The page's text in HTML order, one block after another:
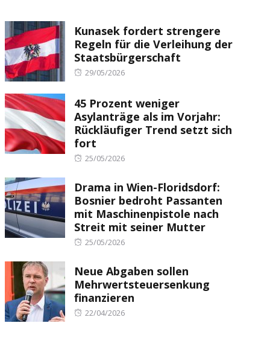
Kunasek fordert strengere
Regeln für die Verleihung der
Staatsbürgerschaft
Posted
29/05/2026
45 Prozent weniger
Asylanträge als im Vorjahr:
Rückläufiger Trend setzt sich
fort
Posted
25/05/2026
Drama in Wien-Floridsdorf:
Bosnier bedroht Passanten
mit Maschinenpistole nach
Streit mit seiner Mutter
Posted
25/05/2026
Neue Abgaben sollen
Mehrwertsteuersenkung
finanzieren
Posted
22/04/2026